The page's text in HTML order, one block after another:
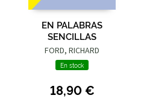
EN PALABRAS
SENCILLAS
FORD, RICHARD
En stock
18,90 €